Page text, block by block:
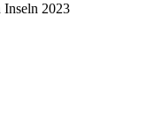
Inseln 2023